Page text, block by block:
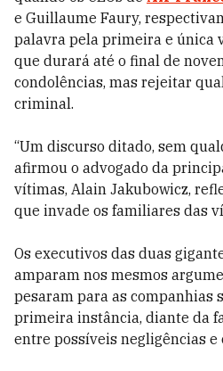
e Guillaume Faury,
palavra pela primeira e única
que durará até o final de
condolências, mas rejeitar
criminal.
“Um discurso ditado, sem
afirmou o advogado da
vítimas, Alain Jakubowicz,
que invade os familiares das
Os executivos das duas
amparam nos mesmos
pesaram para as companhias
primeira instância, diante da
entre possíveis negligências e